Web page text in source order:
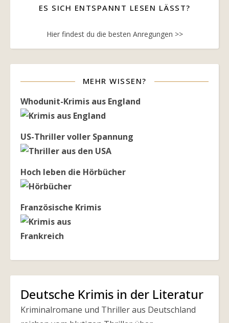
ES SICH ENTSPANNT LESEN LÄSST?
Hier findest du die besten Anregungen >>
MEHR WISSEN?
Whodunit-Krimis aus England
US-Thriller voller Spannung
Hoch leben die Hörbücher
Französische Krimis
Deutsche Krimis in der Literatur
Kriminalromane und Thriller aus Deutschland